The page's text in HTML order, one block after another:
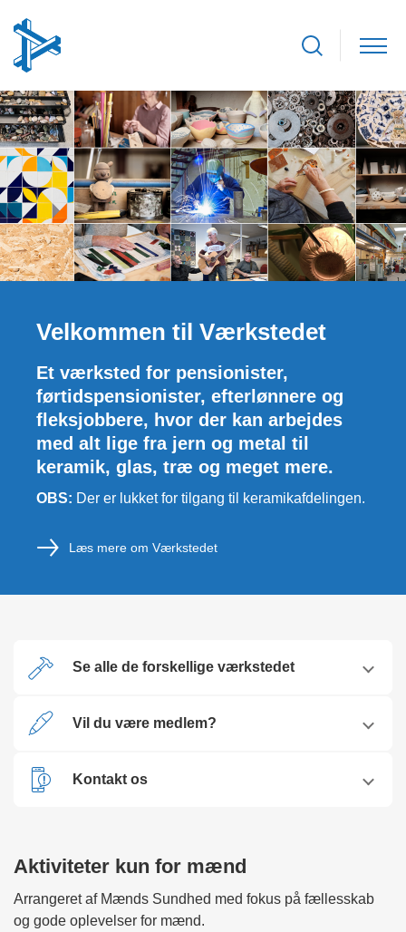
Velkommen til Værkstedet
Et værksted for pensionister,
førtidspensionister, efterlønnere og
fleksjobbere, hvor der kan arbejdes
med alt lige fra jern og metal til
keramik, glas, træ og meget mere.
OBS: Der er lukket for tilgang til keramikafdelingen.
Læs mere om Værkstedet
Se alle de forskellige værkstedet
Vil du være medlem?
Kontakt os
Aktiviteter kun for mænd
Arrangeret af Mænds Sundhed med fokus på fællesskab
og gode oplevelser for mænd.